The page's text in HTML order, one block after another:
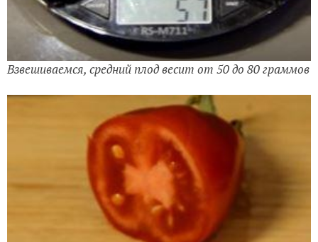
Взвешиваемся, средний плод весит от 50 до 80 граммов